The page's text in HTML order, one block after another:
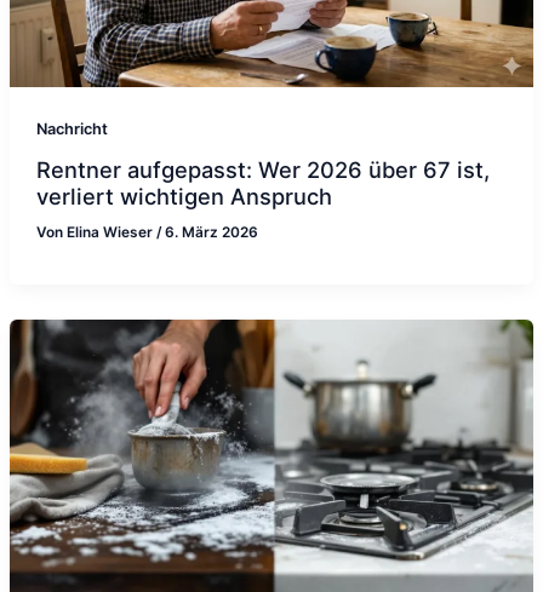
Nachricht
Rentner aufgepasst: Wer 2026 über 67 ist,
verliert wichtigen Anspruch
Von Elina Wieser /6. März 2026